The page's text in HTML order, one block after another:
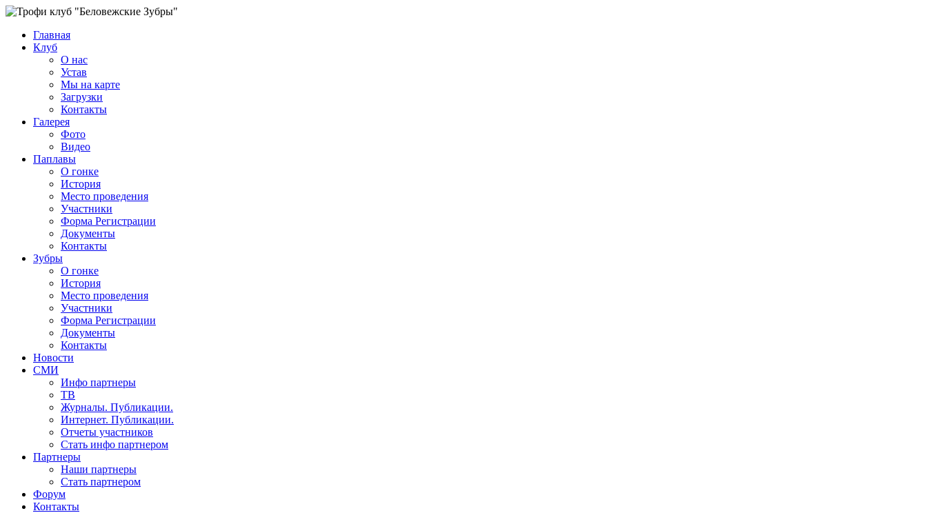
Главная
Клуб
О нас
Устав
Мы на карте
Загрузки
Контакты
Галерея
Фото
Видео
Паплавы
О гонке
История
Место проведения
Участники
Форма Регистрации
Документы
Контакты
Зубры
О гонке
История
Место проведения
Участники
Форма Регистрации
Документы
Контакты
Новости
СМИ
Инфо партнеры
ТВ
Журналы. Публикации.
Интернет. Публикации.
Отчеты участников
Стать инфо партнером
Партнеры
Наши партнеры
Стать партнером
Форум
Контакты